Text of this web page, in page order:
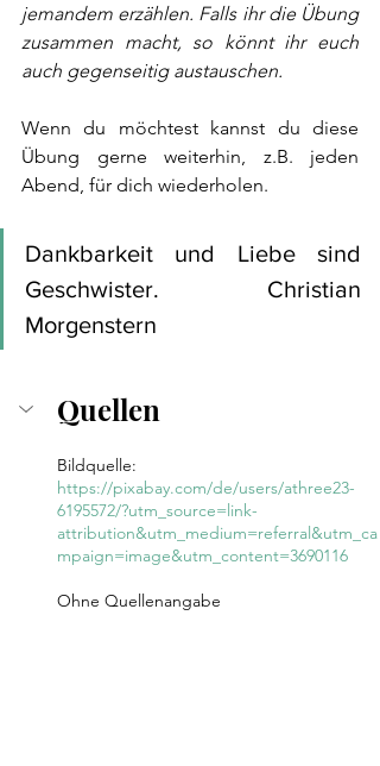
jemandem erzählen. Falls ihr die Übung
zusammen macht, so könnt ihr euch
auch gegenseitig austauschen.
Wenn du möchtest kannst du diese
Übung gerne weiterhin, z.B. jeden
Abend, für dich wiederholen.
Dankbarkeit und Liebe sind
Geschwister. Christian
Morgenstern
Quellen
Bildquelle:
https://pixabay.com/de/users/athree23-
6195572/?utm_source=link-
attribution&utm_medium=referral&utm_ca
mpaign=image&utm_content=3690116
Ohne Quellenangabe